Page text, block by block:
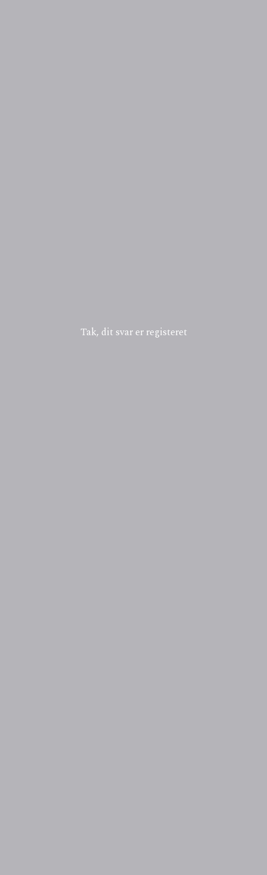
Tak, dit svar er registeret